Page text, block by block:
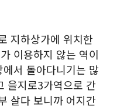
지하상가에 위치한
이용하지 않는 역이
서 돌아다니기는 많
을지로3가역으로 간
살다 보니까 어지간